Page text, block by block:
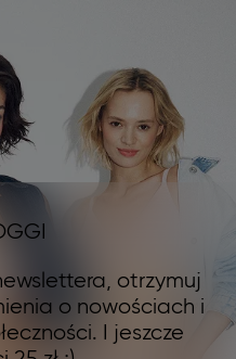
otrzymuj
o nowościach i
I jeszcze